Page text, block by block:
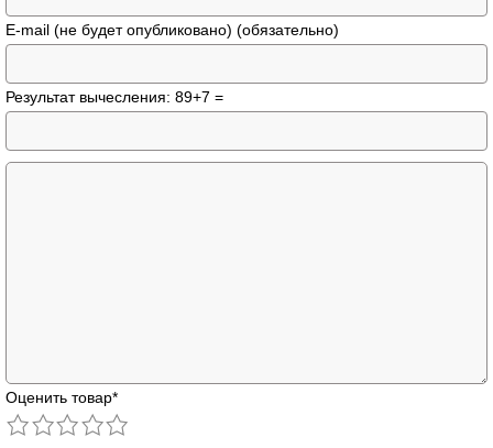
E-mail (не будет опубликовано) (обязательно)
Результат вычесления: 89+7 =
Оценить товар*